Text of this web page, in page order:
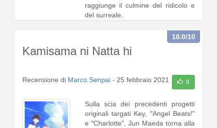
raggiunge il culmine del ridicolo e
del surreale.
continua a
Kamisama ni Natta hi
10.0/10
Recensione di Marco Senpai - 25 febbraio 2021 9
Sulla scia dei precedenti progetti
originali targati Key, "Angel Beats!"
e "Charlotte", Jun Maeda torna alla